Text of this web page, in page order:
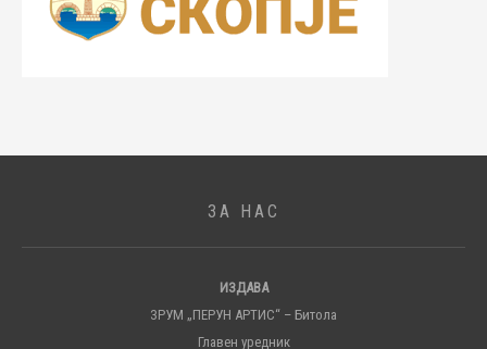
ЗА НАС
ИЗДАВА
ЗРУМ „ПЕРУН АРТИС“ – Битола
Главен уредник